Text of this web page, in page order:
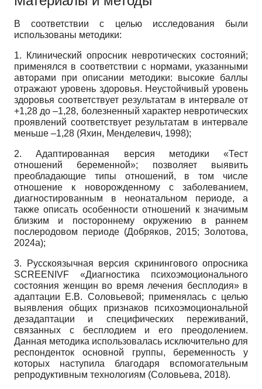
В соответствии с целью исследования были
использованы методики:
1. Клинический опросник невротических состояний;
применялся в соответствии с нормами, указанными
авторами при описании методики: высокие баллы
отражают уровень здоровья. Неустойчивый уровень
здоровья соответствует результатам в интервале от
+1,28 до –1,28, болезненный характер невротических
проявлений соответствует результатам в интервале
меньше –1,28 (Яхин, Менделевич, 1998);
2. Адаптированная версия методики «Тест
отношений беременной»; позволяет выявить
преобладающие типы отношений, в том числе
отношение к новорожденному с заболеванием,
диагностированным в неонатальном периоде, а
также описать особенности отношений к значимым
близким и постороннему окружению в раннем
послеродовом периоде (Добряков, 2015; Золотова,
2024a);
3. Русскоязычная версия скринингового опросника
SCREENIVF «Диагностика психоэмоционального
состояния женщин во время лечения бесплодия» в
адаптации Е.В. Соловьевой; применялась с целью
выявления общих признаков психоэмоциональной
дезадаптации и специфических переживаний,
связанных с бесплодием и его преодолением.
Данная методика использовалась исключительно для
респонденток основной группы, беременность у
которых наступила благодаря вспомогательным
репродуктивным технологиям (Соловьева, 2018).